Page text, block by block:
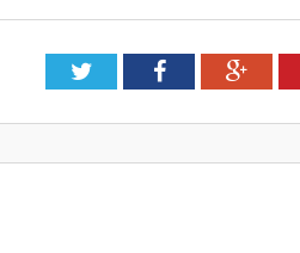
TwitterFacebook